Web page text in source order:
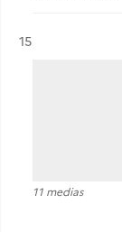
Résultat n°
15
11 medias